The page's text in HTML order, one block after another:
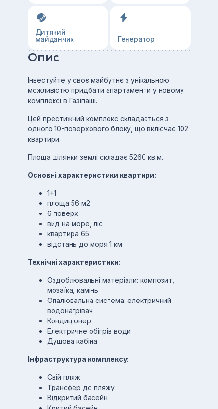
Дитячий
майданчик
Генератор
Опис
Інвестуйте у своє майбутнє з унікальною
можливістю придбати апартаменти у новому
комплексі в Газіпаші.
Цей престижний комплекс складається з
одного 10-поверхового блоку, що включає 102
квартири.
Площа ділянки землі складає 5260 кв.м.
Основні характеристики квартири:
1+1
площа 56 м2
6 поверх
вид на море, ліс
квартира 65
відстань до моря 1 км
Технічні характеристики:
Оздоблювальні матеріали: композит,
мозаїка, камінь
Опалювальна система: електричний
водонагрівач
Кондиціонер
Електричне обігрів води
Душова кабіна
Інфраструктура комплексу:
Свій пляж
Трансфер до пляжу
Відкритий басейн